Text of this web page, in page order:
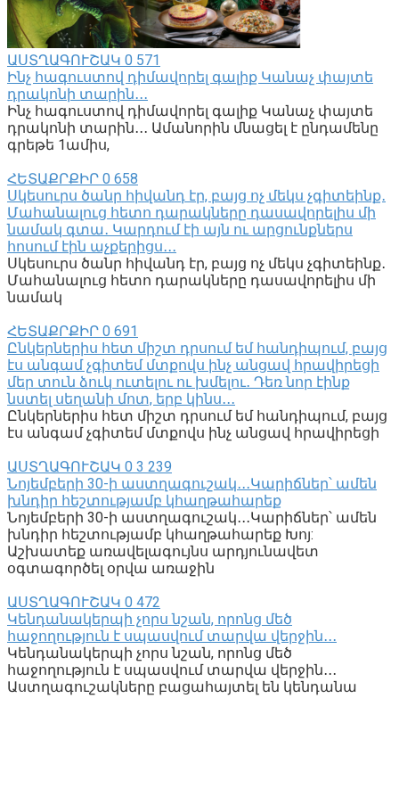
ԱՍՏՂԱԳՈՒՇԱԿ 0 571
Ինչ հագուստով դիմավորել գալիք Կանաչ փայտե
դրակոնի տարին․․․
Ինչ հագուստով դիմավորել գալիք Կանաչ փայտե
դրակոնի տարին․․․ Ամանորին մնացել է ընդամենը
գրեթե 1ամիս,
ՀԵՏԱՔՐՔԻՐ 0 658
Սկեսուրս ծանր հիվանդ էր, բայց ոչ մեկս չգիտեինք․
Մահանալուց հետո դարակները դասավորելիս մի
նամակ գտա․ Կարդում էի այն ու արցունքներս
հոսում էին աչքերիցս․․․
Սկեսուրս ծանր հիվանդ էր, բայց ոչ մեկս չգիտեինք․
Մահանալուց հետո դարակները դասավորելիս մի
նամակ
ՀԵՏԱՔՐՔԻՐ 0 691
Ընկերներիս հետ միշտ դրսում եմ հանդիպում, բայց
էս անգամ չգիտեմ մտքովս ինչ անցավ հրավիրեցի
մեր տուն ձուկ ուտելու ու խմելու․ Դեռ նոր էինք
նստել սեղանի մոտ, երբ կինս․․․
Ընկերներիս հետ միշտ դրսում եմ հանդիպում, բայց
էս անգամ չգիտեմ մտքովս ինչ անցավ հրավիրեցի
ԱՍՏՂԱԳՈՒՇԱԿ 0 3 239
Նոյեմբերի 30-ի աստղագուշակ․․․Կարիճներ՝ ամեն
խնդիր հեշտությամբ կհաղթահարեք
Նոյեմբերի 30-ի աստղագուշակ․․․Կարիճներ՝ ամեն
խնդիր հեշտությամբ կհաղթահարեք Խոյ:
Աշխատեք առավելագույնս արդյունավետ
օգտագործել օրվա առաջին
ԱՍՏՂԱԳՈՒՇԱԿ 0 472
Կենդանակերպի չորս նշան, որոնց մեծ
հաջողություն է սպասվում տարվա վերջին․․․
Կենդանակերպի չորս նշան, որոնց մեծ
հաջողություն է սպասվում տարվա վերջին․․․
Աստղագուշակները բացահայտել են կենդանա